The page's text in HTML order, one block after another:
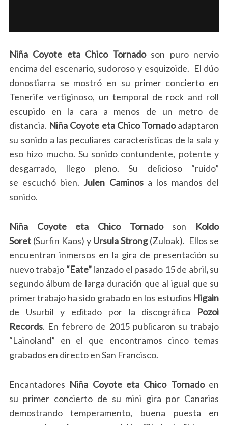
Niña Coyote eta Chico Tornado son puro nervio
encima del escenario, sudoroso y esquizoide. El dúo
donostiarra se mostró en su primer concierto en
Tenerife vertiginoso, un temporal de rock and roll
escupido en la cara a menos de un metro de
distancia. Niña Coyote eta Chico Tornadoadaptaron
su sonido a las peculiares características de la sala y
eso hizo mucho. Su sonido contundente, potente y
desgarrado, llego pleno. Su delicioso “ruido”
se escuchó bien. Julen Caminosa los mandos del
sonido.
Niña Coyote eta Chico Tornadoson Koldo
Soret (Surfin Kaos) y Ursula Strong(Zuloak). Ellos se
encuentran inmersos en la gira de presentación su
nuevo trabajo “Eate”lanzado el pasado 15 de abril,su
segundo álbum de larga duración que al igual que su
primer trabajo ha sido grabado en los estudios Higain
de Usurbil y editado por la discográfica Pozoi
Records. En febrero de 2015 publicaron su trabajo
“Lainoland” en el que encontramos cinco temas
grabados en directo en San Francisco.
Encantadores Niña Coyote eta Chico Tornado en
su primer concierto de su mini gira por Canarias
demostrando temperamento, buena puesta en